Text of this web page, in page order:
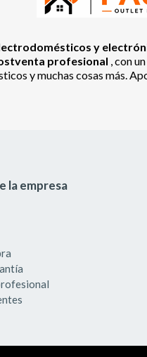
y
profesional , con
y muchas cosas más.
la empresa